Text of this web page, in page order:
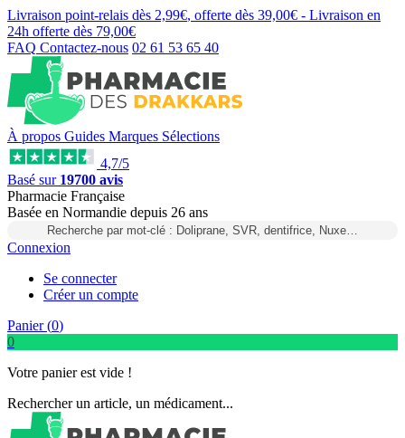
Livraison point-relais dès 2,99€, offerte dès 39,00€ - Livraison en
24h offerte dès 79,00€
FAQ Contactez-nous 02 61 53 65 40
À propos Guides Marques Sélections
4,7/5
Basé sur 19700 avis
Pharmacie Française
Basée en Normandie depuis 26 ans
Recherche par mot-clé : Doliprane, SVR, dentifrice, Nuxe…
Connexion
Se connecter
Créer un compte
Panier (0)
0
Votre panier est vide !
Rechercher un article, un médicament...